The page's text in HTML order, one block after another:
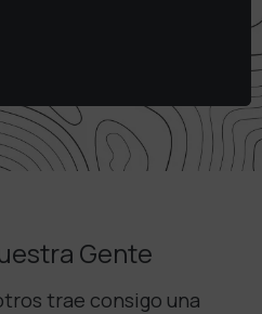
Gente
trae consigo una